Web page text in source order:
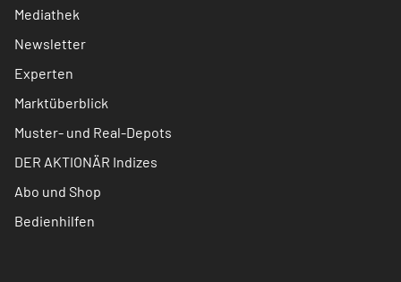
Mediathek
Newsletter
Experten
Marktüberblick
Muster- und Real-Depots
DER AKTIONÄR Indizes
Abo und Shop
Bedienhilfen